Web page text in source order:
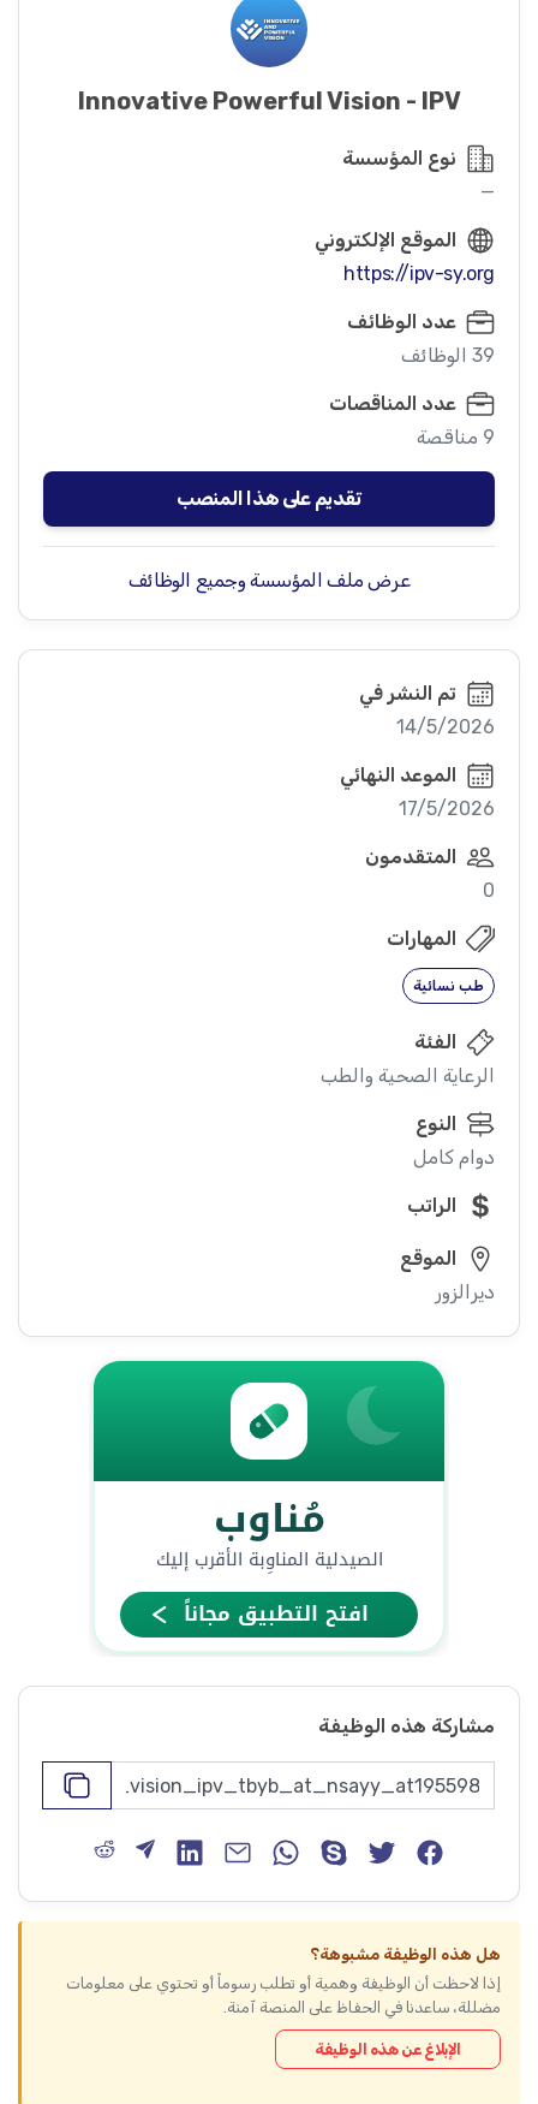
Innovative Powerful Vision - IPV
نوع المؤسسة
—
الموقع الإلكتروني
https://ipv-sy.org
عدد الوظائف
39 الوظائف
عدد المناقصات
9 مناقصة
تقديم على هذا المنصب
عرض ملف المؤسسة وجميع الوظائف
تم النشر في
14/5/2026
الموعد النهائي
17/5/2026
المتقدمون
0
المهارات
طب نسائية
الفئة
الرعاية الصحية والطب
النوع
دوام كامل
الراتب
الموقع
ديرالزور
مشاركة هذه الوظيفة
هل هذه الوظيفة مشبوهة؟
إذا لاحظت أن الوظيفة وهمية أو تطلب رسوماً أو تحتوي على معلومات
مضللة، ساعدنا في الحفاظ على المنصة آمنة.
الإبلاغ عن هذه الوظيفة